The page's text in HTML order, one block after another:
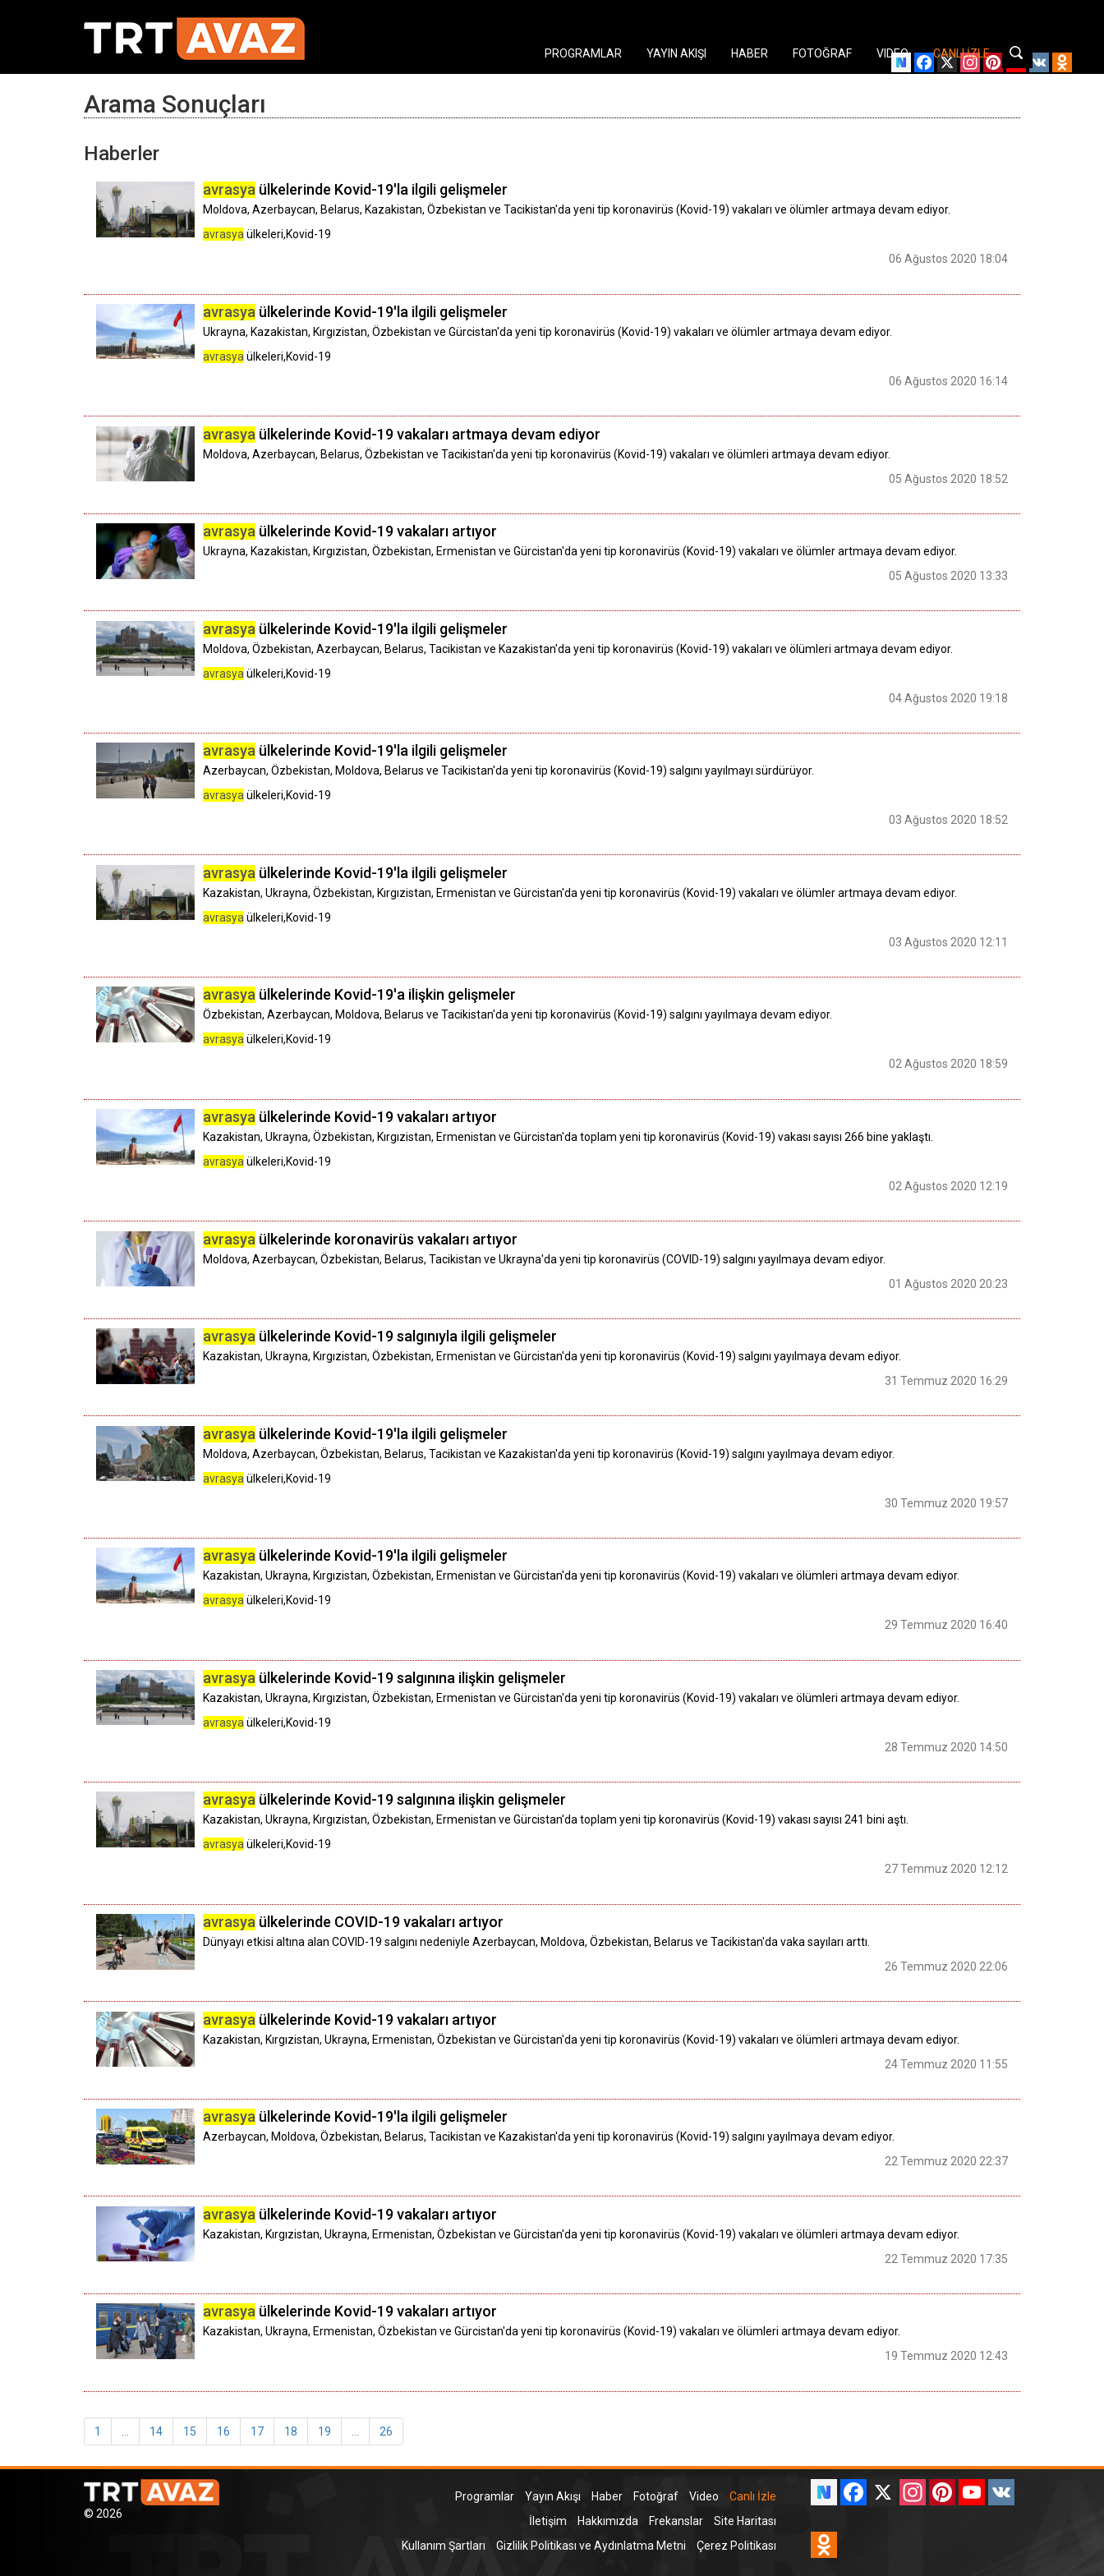
Facebook
X Instagram
PinterestYouTube
VK
PROGRAMLAR YAYIN AKIŞI HABER FOTOĞRAF VIDEO CANLI İZLE
Arama Sonuçları
Haberler
avrasya ülkelerinde Kovid-19'la ilgili gelişmeler
Moldova, Azerbaycan, Belarus, Kazakistan, Özbekistan ve Tacikistan'da yeni tip koronavirüs (Kovid-19) vakaları ve ölümler artmaya devam ediyor.
avrasyaülkeleri,Kovid-19
06 Ağustos 2020 18:04
avrasya ülkelerinde Kovid-19'la ilgili gelişmeler
Ukrayna, Kazakistan, Kırgızistan, Özbekistan ve Gürcistan'da yeni tip koronavirüs (Kovid-19) vakaları ve ölümler artmaya devam ediyor.
avrasya ülkeleri,Kovid-19
06 Ağustos 2020 16:14
avrasya ülkelerinde Kovid-19 vakaları artmaya devam ediyor
Moldova, Azerbaycan, Belarus, Özbekistan ve Tacikistan'da yeni tip koronavirüs (Kovid-19) vakaları ve ölümleri artmaya devam ediyor.
05 Ağustos 2020 18:52
avrasya ülkelerinde Kovid-19 vakaları artıyor
Ukrayna, Kazakistan, Kırgızistan, Özbekistan, Ermenistan ve Gürcistan'da yeni tip koronavirüs (Kovid-19) vakaları ve ölümler artmaya devam ediyor.
05 Ağustos 2020 13:33
avrasya ülkelerinde Kovid-19'la ilgili gelişmeler
Moldova, Özbekistan, Azerbaycan, Belarus, Tacikistan ve Kazakistan'da yeni tip koronavirüs (Kovid-19) vakaları ve ölümleri artmaya devam ediyor.
avrasya ülkeleri,Kovid-19
04 Ağustos 2020 19:18
avrasya ülkelerinde Kovid-19'la ilgili gelişmeler
Azerbaycan, Özbekistan, Moldova, Belarus ve Tacikistan'da yeni tip koronavirüs (Kovid-19) salgını yayılmayı sürdürüyor.
avrasyaülkeleri,Kovid-19
03 Ağustos 2020 18:52
avrasya ülkelerinde Kovid-19'la ilgili gelişmeler
Kazakistan, Ukrayna, Özbekistan, Kırgızistan, Ermenistan ve Gürcistan'da yeni tip koronavirüs (Kovid-19) vakaları ve ölümler artmaya devam ediyor.
avrasya ülkeleri,Kovid-19
03 Ağustos 2020 12:11
avrasya ülkelerinde Kovid-19'a ilişkin gelişmeler
Özbekistan, Azerbaycan, Moldova, Belarus ve Tacikistan'da yeni tip koronavirüs (Kovid-19) salgını yayılmaya devam ediyor.
avrasyaülkeleri,Kovid-19
02 Ağustos 2020 18:59
avrasya ülkelerinde Kovid-19 vakaları artıyor
Kazakistan, Ukrayna, Özbekistan, Kırgızistan, Ermenistan ve Gürcistan'da toplam yeni tip koronavirüs (Kovid-19) vakası sayısı 266 bine yaklaştı.
avrasya ülkeleri,Kovid-19
02 Ağustos 2020 12:19
avrasya ülkelerinde koronavirüs vakaları artıyor
Moldova, Azerbaycan, Özbekistan, Belarus, Tacikistan ve Ukrayna'da yeni tip koronavirüs (COVID-19) salgını yayılmaya devam ediyor.
01 Ağustos 2020 20:23
avrasya ülkelerinde Kovid-19 salgınıyla ilgili gelişmeler
Kazakistan, Ukrayna, Kırgızistan, Özbekistan, Ermenistan ve Gürcistan'da yeni tip koronavirüs (Kovid-19) salgını yayılmaya devam ediyor.
31 Temmuz 2020 16:29
avrasya ülkelerinde Kovid-19'la ilgili gelişmeler
Moldova, Azerbaycan, Özbekistan, Belarus, Tacikistan ve Kazakistan'da yeni tip koronavirüs (Kovid-19) salgını yayılmaya devam ediyor.
avrasya ülkeleri,Kovid-19
30 Temmuz 2020 19:57
avrasya ülkelerinde Kovid-19'la ilgili gelişmeler
Kazakistan, Ukrayna, Kırgızistan, Özbekistan, Ermenistan ve Gürcistan'da yeni tip koronavirüs (Kovid-19) vakaları ve ölümleri artmaya devam ediyor.
avrasyaülkeleri,Kovid-19
29 Temmuz 2020 16:40
avrasya ülkelerinde Kovid-19 salgınına ilişkin gelişmeler
Kazakistan, Ukrayna, Kırgızistan, Özbekistan, Ermenistan ve Gürcistan'da yeni tip koronavirüs (Kovid-19) vakaları ve ölümleri artmaya devam ediyor.
avrasya ülkeleri,Kovid-19
28 Temmuz 2020 14:50
avrasya ülkelerinde Kovid-19 salgınına ilişkin gelişmeler
Kazakistan, Ukrayna, Kırgızistan, Özbekistan, Ermenistan ve Gürcistan'da toplam yeni tip koronavirüs (Kovid-19) vakası sayısı 241 bini aştı.
avrasyaülkeleri,Kovid-19
27 Temmuz 2020 12:12
avrasya ülkelerinde COVID-19 vakaları artıyor
Dünyayı etkisi altına alan COVID-19 salgını nedeniyle Azerbaycan, Moldova, Özbekistan, Belarus ve Tacikistan'da vaka sayıları arttı.
26 Temmuz 2020 22:06
avrasya ülkelerinde Kovid-19 vakaları artıyor
Kazakistan, Kırgızistan, Ukrayna, Ermenistan, Özbekistan ve Gürcistan'da yeni tip koronavirüs (Kovid-19) vakaları ve ölümleri artmaya devam ediyor.
24 Temmuz 2020 11:55
avrasya ülkelerinde Kovid-19'la ilgili gelişmeler
Azerbaycan, Moldova, Özbekistan, Belarus, Tacikistan ve Kazakistan'da yeni tip koronavirüs (Kovid-19) salgını yayılmaya devam ediyor.
22 Temmuz 2020 22:37
avrasya ülkelerinde Kovid-19 vakaları artıyor
Kazakistan, Kırgızistan, Ukrayna, Ermenistan, Özbekistan ve Gürcistan'da yeni tip koronavirüs (Kovid-19) vakaları ve ölümleri artmaya devam ediyor.
22 Temmuz 2020 17:35
avrasya ülkelerinde Kovid-19 vakaları artıyor
Kazakistan, Ukrayna, Ermenistan, Özbekistan ve Gürcistan'da yeni tip koronavirüs (Kovid-19) vakaları ve ölümleri artmaya devam ediyor.
19 Temmuz 2020 12:43
1 14 15 16 17 18 19 26
© 2026
Programlar Yayın Akışı Haber Fotoğraf Video
Canlı İzle
İletişim
Hakkımızda Frekanslar
Site Haritası
Kullanım Şartları
Gizlilik Politikası ve Aydınlatma Metni Çerez Politikası
Facebook
X InstagramPinterestYouTube